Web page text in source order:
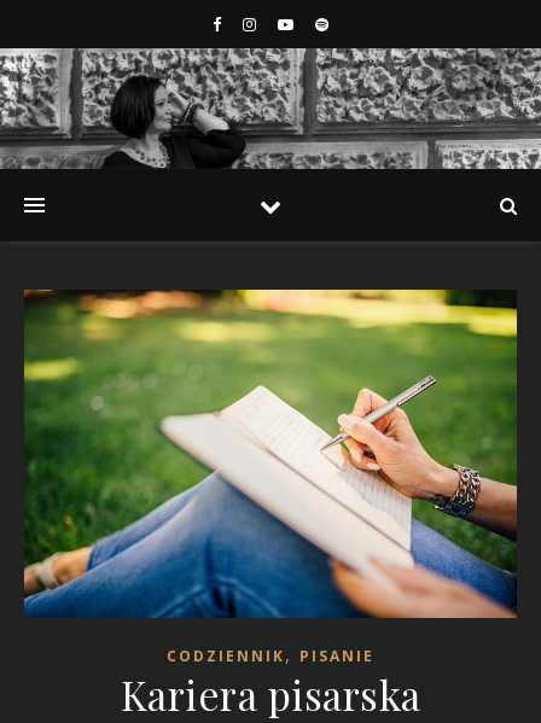
CODZIENNIK, PISANIE
Kariera pisarska